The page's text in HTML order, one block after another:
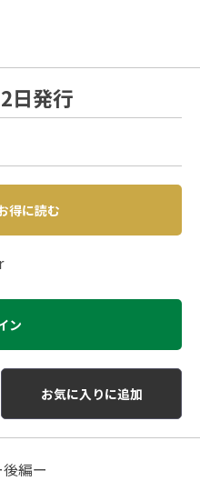
日発行
得に読む
ン
お気に入りに追加
編ー